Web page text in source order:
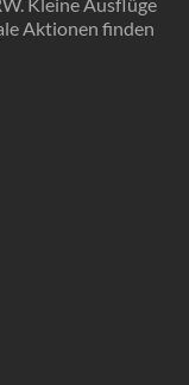
Aktionen finden